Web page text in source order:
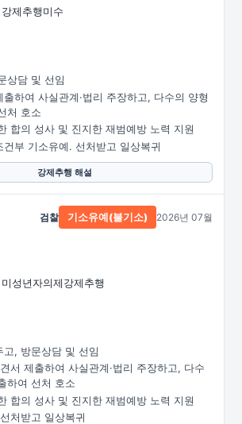
강제추행미수
상담 및 선임
출하여 사실관계·법리 주장하고, 다수의 양형
처 호소
합의 성사 및 진지한 재범예방 노력 지원
건부 기소유예. 선처받고 일상복귀
강제추행 해설
미성년자의제강제추행
검찰 기소유예(불기소) 2026년 07월
고, 방문상담 및 선임
서 제출하여 사실관계·법리 주장하고, 다수
하여 선처 호소
합의 성사 및 진지한 재범예방 노력 지원
처받고 일상복귀